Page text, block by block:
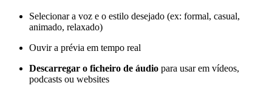
Selecionar a voz e o estilo desejado (ex: formal, casual,
animado, relaxado)
Ouvir a prévia em tempo real
Descarregar o ficheiro de áudio para usar em vídeos,
podcasts ou websites